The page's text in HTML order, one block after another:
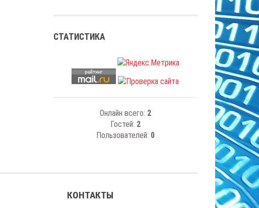
СТАТИСТИКА
Онлайн всего: 2
Гостей: 2
Пользователей: 0
КОНТАКТЫ